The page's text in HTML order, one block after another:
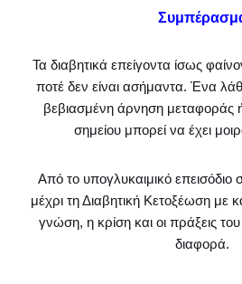
Τα διαβητικά επείγοντα ίσως
ποτέ δεν είναι ασήμαντα. Ένα
βεβιασμένη άρνηση μεταφοράς
σημείου μπορεί να έχει
Από το υπογλυκαιμικό επεισόδιο
μέχρι τη Διαβητική Κετοξέωση με
γνώση, η κρίση και οι πράξεις
διαφορά.